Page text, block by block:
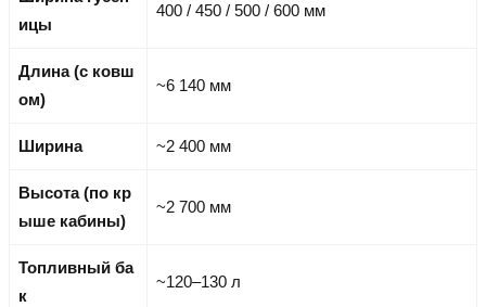
ицы
400 / 450 / 500 / 600 мм
Длина (с ковш
ом)
~6 140 мм
Ширина ~2 400 мм
Высота (по кр
ыше кабины)
~2 700 мм
Топливный ба
к
~120–130 л